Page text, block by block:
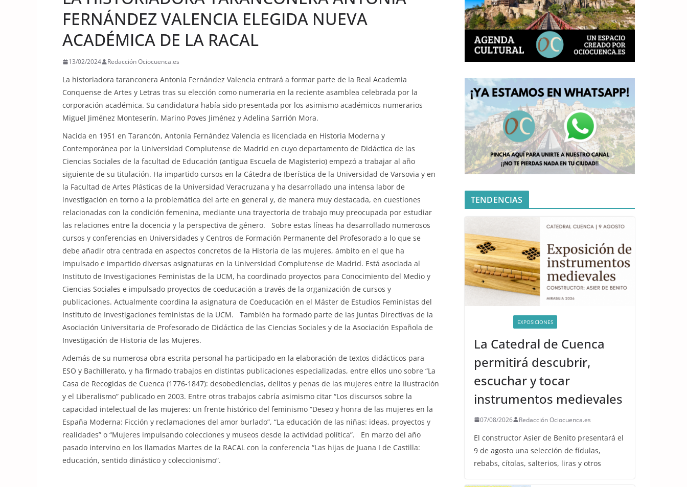
FERNÁNDEZ VALENCIA ELEGIDA NUEVA
ACADÉMICA DE LA RACAL
13/02/2024 Redacción Ociocuenca.es
La historiadora taranconera Antonia Fernández Valencia entrará a formar parte de la Real Academia
Conquense de Artes y Letras tras su elección como numeraria en la reciente asamblea celebrada por la
corporación académica. Su candidatura había sido presentada por los asimismo académicos numerarios
Miguel Jiménez Monteserín, Marino Poves Jiménez y Adelina Sarrión Mora.
Nacida en 1951 en Tarancón, Antonia Fernández Valencia es licenciada en Historia Moderna y
Contemporánea por la Universidad Complutense de Madrid en cuyo departamento de Didáctica de las
Ciencias Sociales de la facultad de Educación (antigua Escuela de Magisterio) empezó a trabajar al año
siguiente de su titulación. Ha impartido cursos en la Cátedra de Iberística de la Universidad de Varsovia y en
la Facultad de Artes Plásticas de la Universidad Veracruzana y ha desarrollado una intensa labor de
investigación en torno a la problemática del arte en general y, de manera muy destacada, en cuestiones
relacionadas con la condición femenina, mediante una trayectoria de trabajo muy preocupada por estudiar
las relaciones entre la docencia y la perspectiva de género. Sobre estas líneas ha desarrollado numerosos
cursos y conferencias en Universidades y Centros de Formación Permanente del Profesorado a lo que se
debe añadir otra centrada en aspectos concretos de la Historia de las mujeres, ámbito en el que ha
impulsado e impartido diversas asignaturas en la Universidad Complutense de Madrid. Está asociada al
Instituto de Investigaciones Feministas de la UCM, ha coordinado proyectos para Conocimiento del Medio y
Ciencias Sociales e impulsado proyectos de coeducación a través de la organización de cursos y
publicaciones. Actualmente coordina la asignatura de Coeducación en el Máster de Estudios Feministas del
Instituto de Investigaciones feministas de la UCM. También ha formado parte de las Juntas Directivas de la
Asociación Universitaria de Profesorado de Didáctica de las Ciencias Sociales y de la Asociación Española de
Investigación de Historia de las Mujeres.
Además de su numerosa obra escrita personal ha participado en la elaboración de textos didácticos para
ESO y Bachillerato, y ha firmado trabajos en distintas publicaciones especializadas, entre ellos uno sobre “La
Casa de Recogidas de Cuenca (1776-1847): desobediencias, delitos y penas de las mujeres entre la Ilustración
y el Liberalismo” publicado en 2003. Entre otros trabajos cabría asimismo citar “Los discursos sobre la
capacidad intelectual de las mujeres: un frente histórico del feminismo “Deseo y honra de las mujeres en la
España Moderna: Ficción y reclamaciones del amor burlado”, “La educación de las niñas: ideas, proyectos y
realidades” o “Mujeres impulsando colecciones y museos desde la actividad política”. En marzo del año
pasado intervino en los llamados Martes de la RACAL con la conferencia “Las hijas de Juana I de Castilla:
educación, sentido dinástico y coleccionismo”.
TENDENCIAS
EXPOSICIONES
La Catedral de Cuenca
permitirá descubrir,
escuchar y tocar
instrumentos medievales
07/08/2026 Redacción Ociocuenca.es
El constructor Asier de Benito presentará el
9 de agosto una selección de fídulas,
rebabs, cítolas, salterios, liras y otros